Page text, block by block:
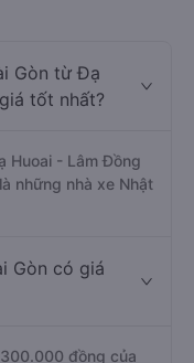
Gòn từ Đạ
tốt nhất?
Huoai - Lâm Đồng
những nhà xe Nhật
Gòn có giá
đồng của